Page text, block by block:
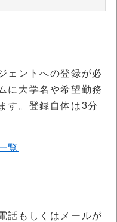
ェントへの登録が必
に大学名や希望勤務
す。登録自体は3分
覧
話もしくはメールが